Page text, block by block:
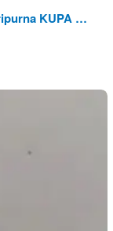
KUPA …